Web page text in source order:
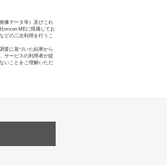
像データ等）及びこれ
oricon MEに帰属してお
どの二次利用を行うこ
査に基づいた結果から
サービスの利用者が提
いことをご理解いただ